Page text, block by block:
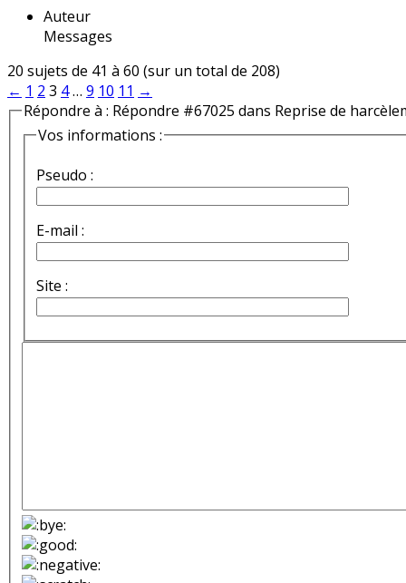
Auteur
Messages
20 sujets de 41 à 60 (sur un total de 208)
← 1 2 3 4… 9 10 11 →
Répondre à : Répondre #67025 dans Reprise de
Vos informations :
Pseudo :
E-mail :
Site :